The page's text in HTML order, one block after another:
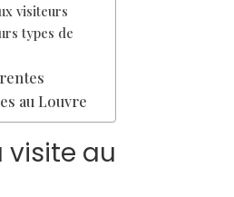
visiteurs
types de
au Louvre
visite au